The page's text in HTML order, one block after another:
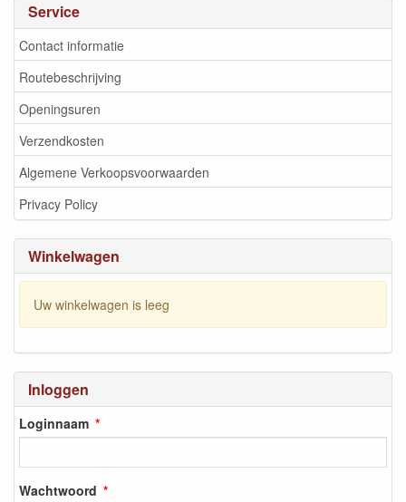
Service
Contact informatie
Routebeschrijving
Openingsuren
Verzendkosten
Algemene Verkoopsvoorwaarden
Privacy Policy
Winkelwagen
Uw winkelwagen is leeg
Inloggen
Loginnaam
Wachtwoord